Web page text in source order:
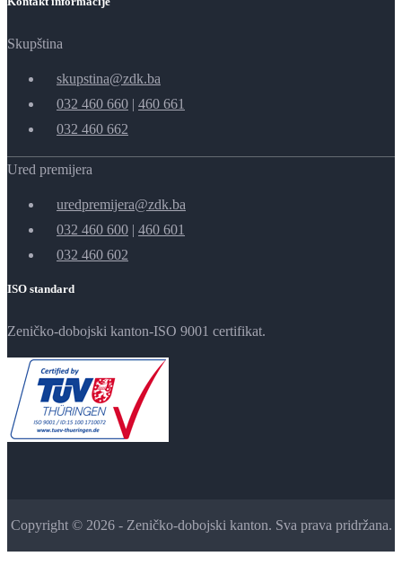
Skupština
skupstina@zdk.ba
032 460 660 | 460 661
032 460 662
Ured premijera
uredpremijera@zdk.ba
032 460 600 | 460 601
032 460 602
ISO standard
Zeničko-dobojski kanton-ISO 9001 certifikat.
Copyright © 2026 - Zeničko-dobojski kanton. Sva prava pridržana.